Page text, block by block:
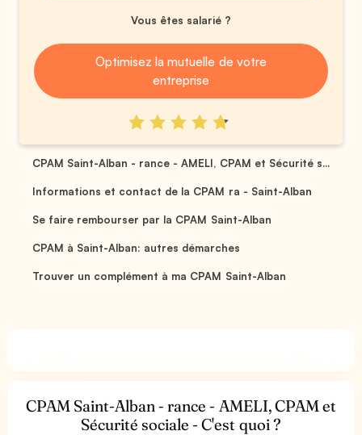
Vous êtes salarié ?
Optimisez la mutuelle de votre
entreprise
CPAM Saint-Alban - rance - AMELI, CPAM et Sécurité s...
Informations et contact de la CPAM ra - Saint-Alban
Se faire rembourser par la CPAM Saint-Alban
CPAM à Saint-Alban: autres démarches
Trouver un complément à ma CPAM Saint-Alban
CPAM Saint-Alban - rance - AMELI, CPAM et
Sécurité sociale - C'est quoi ?